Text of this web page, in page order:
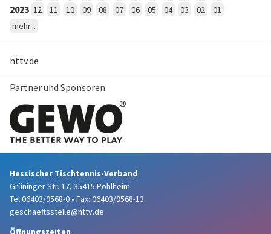
2023 12 11 10 09 08 07 06 05 04 03 02
01
mehr...
httv.de
Partner und Sponsoren
Hessischer Tischtennis-Verband
Grüninger Str. 17, 35415 Pohlheim
Tel 06403/9568-0 • Fax: 06403/9568-13
geschaeftsstelle@httv.de
Öffnungszeiten